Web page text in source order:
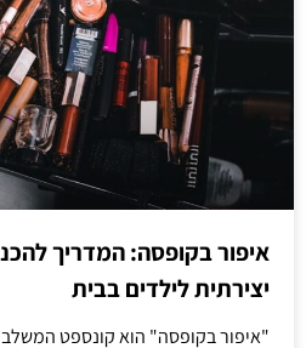
איפור בקופסה: המדריך
יצירתית לילדים בבית
"איפור בקופסה" הוא קונספט המשלב